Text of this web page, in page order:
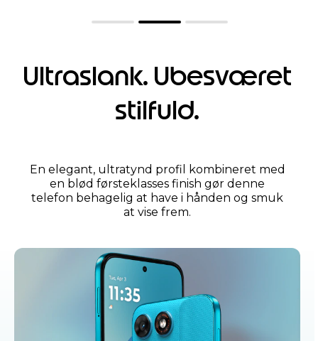
Ultraslank. Ubesværet
stilfuld.
En elegant, ultratynd profil kombineret med
en blød førsteklasses finish gør denne
telefon behagelig at have i hånden og smuk
at vise frem.